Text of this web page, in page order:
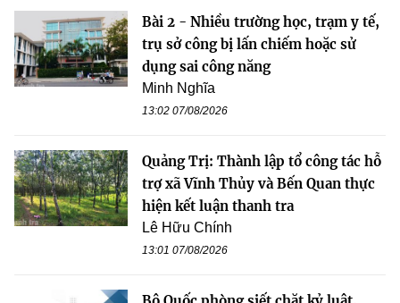
Bài 2 - Nhiều trường học, trạm y tế,
trụ sở công bị lấn chiếm hoặc sử
dụng sai công năng
Minh Nghĩa
13:02 07/08/2026
Quảng Trị: Thành lập tổ công tác hỗ
trợ xã Vĩnh Thủy và Bến Quan thực
hiện kết luận thanh tra
Lê Hữu Chính
13:01 07/08/2026